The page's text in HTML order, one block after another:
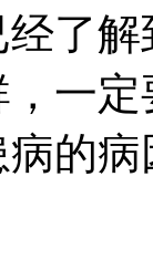
了
一
的